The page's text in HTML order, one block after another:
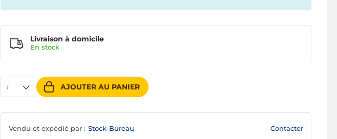
1 AJOUTER AU PANIER
Livraison à domicile
En stock
Vendu et expédié par : Stock-Bureau Contacter